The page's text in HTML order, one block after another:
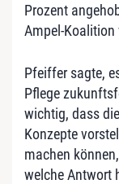
Prozent
Ampel-
Pfeiffer sagte,
Pflege
wichtig, dass
Konzepte
machen
welche Antwort